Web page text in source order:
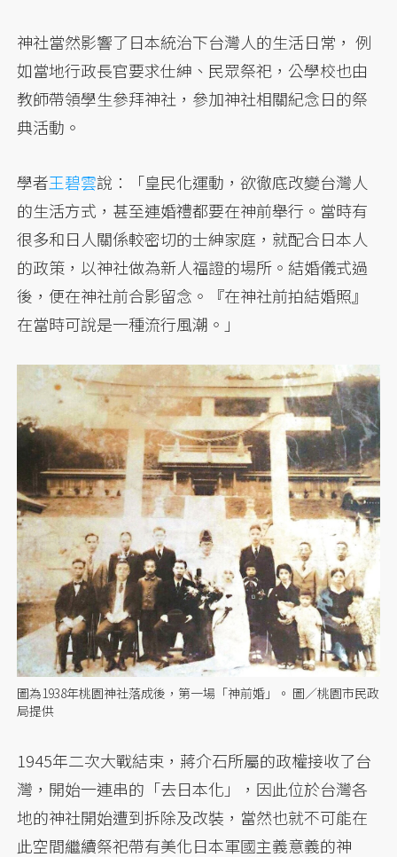
神社當然影響了日本統治下台灣人的生活日常， 例
如當地行政長官要求仕紳、民眾祭祀，公學校也由
教師帶領學生參拜神社，參加神社相關紀念日的祭
典活動。
學者王碧雲說：「皇民化運動，欲徹底改變台灣人
的生活方式，甚至連婚禮都要在神前舉行。當時有
很多和日人關係較密切的士紳家庭，就配合日本人
的政策，以神社做為新人福證的場所。結婚儀式過
後，便在神社前合影留念。『在神社前拍結婚照』
在當時可說是一種流行風潮。」
圖為1938年桃園神社落成後，第一場「神前婚」。 圖／桃園市民政
局提供
1945年二次大戰結束，蔣介石所屬的政權接收了台
灣，開始一連串的「去日本化」，因此位於台灣各
地的神社開始遭到拆除及改裝，當然也就不可能在
此空間繼續祭祀帶有美化日本軍國主義意義的神